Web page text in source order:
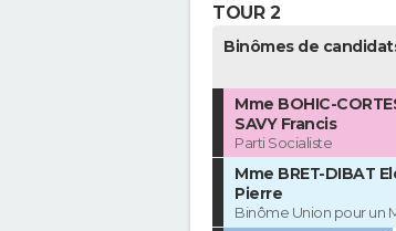
TOUR 2
Binômes de
Mme BOHIC-
SAVY Francis
Parti Socialiste
Mme BRET-DIBAT
Pierre
Binôme Union pour un